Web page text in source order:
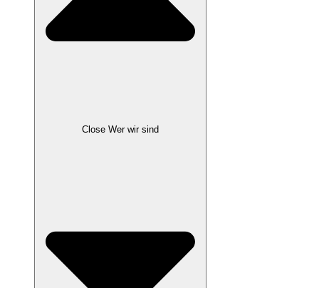
Close Wer wir sind